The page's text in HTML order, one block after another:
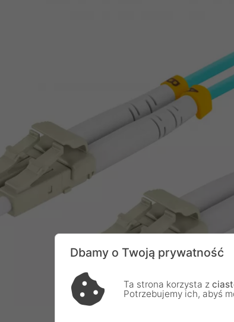
Dbamy o Twoją prywatność
Ta strona korzysta z
Potrzebujemy ich, abyś